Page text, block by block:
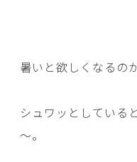
暑いと欲しくなるの
シュワッとしている
～。